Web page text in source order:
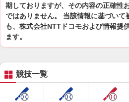
期しておりますが、その内容の正確性
ではありません。 当該情報に基づいて
も、株式会社NTTドコモおよび情報提
ます。
競技一覧